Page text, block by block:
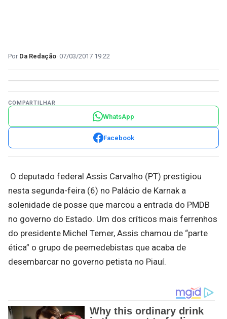
Da Redação 07/03/2017 19:22
COMPARTILHAR
WhatsApp
Facebook
O deputado federal Assis Carvalho (PT) prestigiou
nesta segunda-feira (6) no Palácio de Karnak a
solenidade de posse que marcou a entrada do PMDB
no governo do Estado. Um dos críticos mais ferrenhos
do presidente Michel Temer, Assis chamou de “parte
ética” o grupo de peemedebistas que acaba de
desembarcar no governo petista no Piauí.